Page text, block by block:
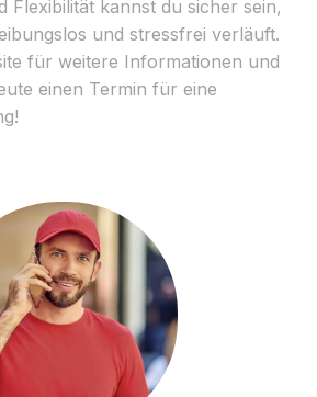
Flexibilität kannst du sicher sein,
und stressfrei verläuft.
für weitere Informationen und
einen Termin für eine